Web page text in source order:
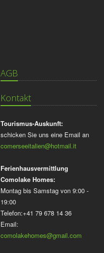
AGB
Kontakt
Tourismus-Auskunft:
schicken Sie uns eine Email an
comerseeitalien@hotmail.it
Ferienhausvermittlung
Comolake Homes:
Montag bis Samstag von 9:00 -
19:00
Telefon:+41 79 678 14 36
Email:
comolakehomes@gmail.com